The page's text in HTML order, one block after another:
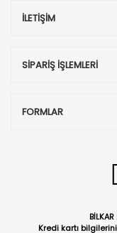
İLETİŞİM
SİPARİŞ İŞLEMLERİ
FORMLAR
Kredi kartı